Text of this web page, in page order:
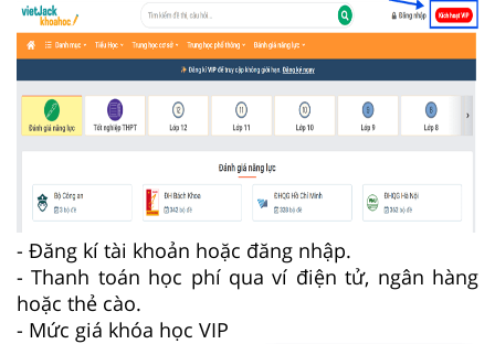
- Đăng kí tài khoản hoặc đăng nhập.
- Thanh toán học phí qua ví điện tử, ngân hàng
hoặc thẻ cào.
- Mức giá khóa học VIP